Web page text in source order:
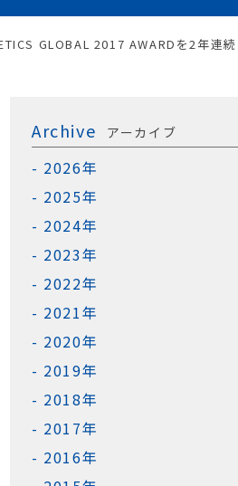
GLOBAL 2017 AWARDを2年連続
Archive アーカイブ
2026年
2025年
2024年
2023年
2022年
2021年
2020年
2019年
2018年
2017年
2016年